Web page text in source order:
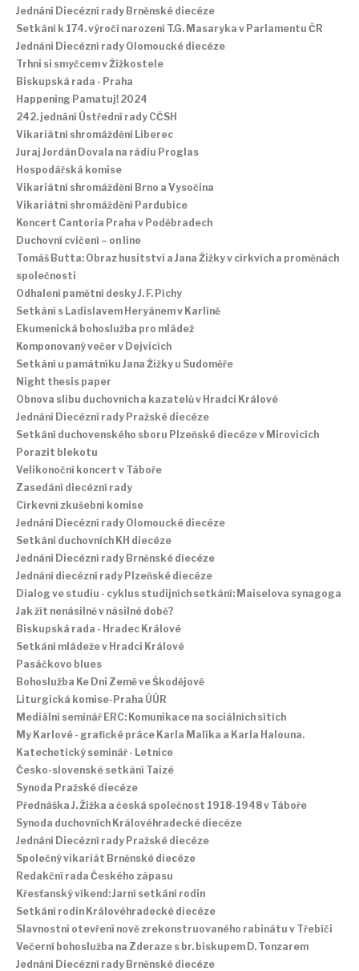
Jednání Diecézní rady Brněnské diecéze
Setkání k 174. výročí narození T.G. Masaryka v Parlamentu ČR
Jednání Diecézní rady Olomoucké diecéze
Trhni si smyčcem v Žižkostele
Biskupská rada - Praha
Happening Pamatuj! 2024
242. jednání Ústřední rady CČSH
Vikariátní shromáždění Liberec
Juraj Jordán Dovala na rádiu Proglas
Hospodářská komise
Vikariátní shromáždění Brno a Vysočina
Vikariátní shromáždění Pardubice
Koncert Cantoria Praha v Poděbradech
Duchovní cvičení – on line
Tomáš Butta: Obraz husitství a Jana Žižky v církvích a proměnách
společnosti
Odhalení pamětní desky J. F. Píchy
Setkání s Ladislavem Heryánem v Karlíně
Ekumenická bohoslužba pro mládež
Komponovaný večer v Dejvicích
Setkání u památníku Jana Žižky u Sudoměře
Night thesis paper
Obnova slibu duchovních a kazatelů v Hradci Králové
Jednání Diecézní rady Pražské diecéze
Setkání duchovenského sboru Plzeňské diecéze v Mirovicích
Porazit blekotu
Velikonoční koncert v Táboře
Zasedání diecézní rady
Církevní zkušební komise
Jednání Diecézní rady Olomoucké diecéze
Setkání duchovních KH diecéze
Jednání Diecézní rady Brněnské diecéze
Jednání diecézní rady Plzeňské diecéze
Dialog ve studiu - cyklus studijních setkání: Maiselova synagoga
Jak žít nenásilně v násilné době?
Biskupská rada - Hradec Králové
Setkání mládeže v Hradci Králové
Pasáčkovo blues
Bohoslužba Ke Dni Země ve Škodějově
Liturgická komise-Praha ÚÚR
Mediální seminář ERC: Komunikace na sociálních sítích
My Karlové - grafické práce Karla Malíka a Karla Halouna.
Katechetický seminář - Letnice
Česko-slovenské setkání Taizé
Synoda Pražské diecéze
Přednáška J. Žižka a česká společnost 1918-1948 v Táboře
Synoda duchovních Královéhradecké diecéze
Jednání Diecézní rady Pražské diecéze
Společný vikariát Brněnské diecéze
Redakční rada Českého zápasu
Křesťanský víkend: Jarní setkání rodin
Setkání rodin Královéhradecké diecéze
Slavnostní otevření nově zrekonstruovaného rabinátu v Třebíči
Večerní bohoslužba na Zderaze s br. biskupem D. Tonzarem
Jednání Diecézní rady Brněnské diecéze